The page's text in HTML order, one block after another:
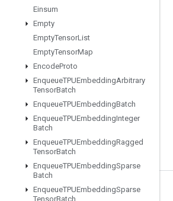
Einsum
Empty
EmptyTensorList
EmptyTensorMap
EncodeProto
EnqueueTPUEmbeddingArbitrary
TensorBatch
EnqueueTPUEmbeddingBatch
EnqueueTPUEmbeddingInteger
Batch
EnqueueTPUEmbeddingRagged
TensorBatch
EnqueueTPUEmbeddingSparse
Batch
EnqueueTPUEmbeddingSparse
TensorBatch
เชื่อมต่อเสมอ